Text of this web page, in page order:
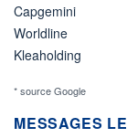
Capgemini
Worldline
Kleaholding
* source Google
MESSAGES